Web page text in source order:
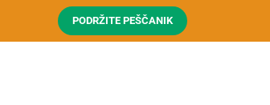
PODRŽITE PEŠČANIK